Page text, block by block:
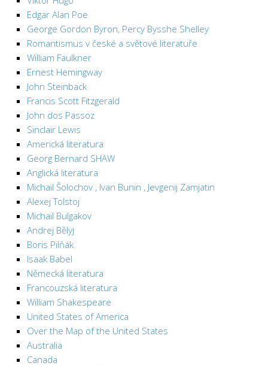
Edgar Alan Poe
George Gordon Byron, Percy Bysshe Shelley
Romantismus v české a světové literatuře
William Faulkner
Ernest Hemingway
John Steinback
Francis Scott Fitzgerald
John dos Passoz
Sinclair Lewis
Americká literatura
Georg Bernard SHAW
Anglická literatura
Michail Šolochov , Ivan Bunin , Jevgenij Zamjatin
Alexej Tolstoj
Michail Bulgakov
Andrej Bělyj
Boris Pilňák
Isaak Babel
Německá literatura
Francouzská literatura
William Shakespeare
United States of America
Over the Map of the United States
Australia
Canada